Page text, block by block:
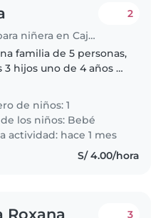
Trabajo para niñera en Cajamarca
2
familia de 5 personas,
3 hijos uno de 4 años y
una segunda niñera
el cuidado de una
gustaría tiempo..
de niños: 1
los niños: Bebé
actividad: hace 1 mes
S/ 4.00/hora
Roxana 3